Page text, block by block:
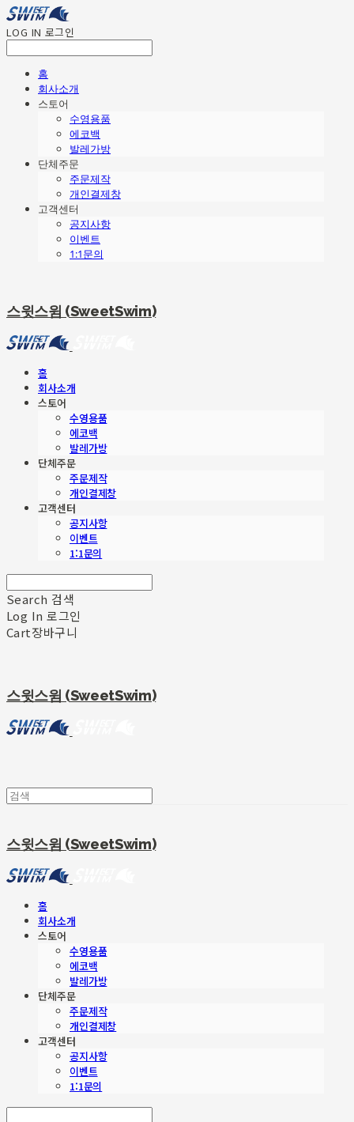
LOG IN 로그인
홈
회사소개
스토어
수영용품
에코백
발레가방
단체주문
주문제작
개인결제창
고객센터
공지사항
이벤트
1:1문의
스윗스윔 (SweetSwim)
홈
회사소개
스토어
수영용품
에코백
발레가방
단체주문
주문제작
개인결제창
고객센터
공지사항
이벤트
1:1문의
Search 검색
Log In 로그인
Cart장바구니
스윗스윔 (SweetSwim)
스윗스윔 (SweetSwim)
홈
회사소개
스토어
수영용품
에코백
발레가방
단체주문
주문제작
개인결제창
고객센터
공지사항
이벤트
1:1문의